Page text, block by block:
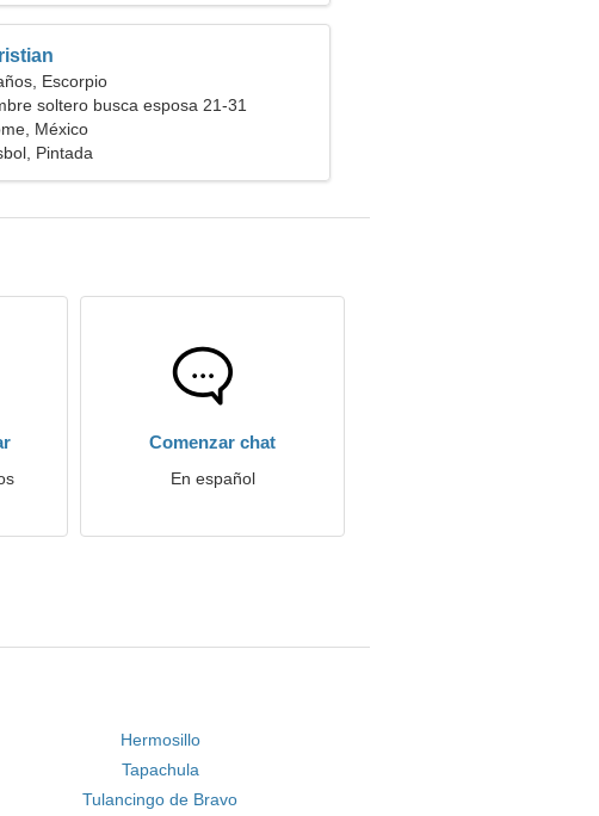
Escorpio
soltero busca esposa 21-31
México
Pintada
Comenzar chat
En español
Hermosillo
Tapachula
Tulancingo de Bravo